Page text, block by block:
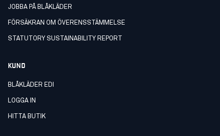
JOBBA PÅ BLÅKLÄDER
FÖRSÄKRAN OM ÖVERENSSTÄMMELSE
STATUTORY SUSTAINABILITY REPORT
KUND
BLÅKLÄDER EDI
LOGGA IN
HITTA BUTIK